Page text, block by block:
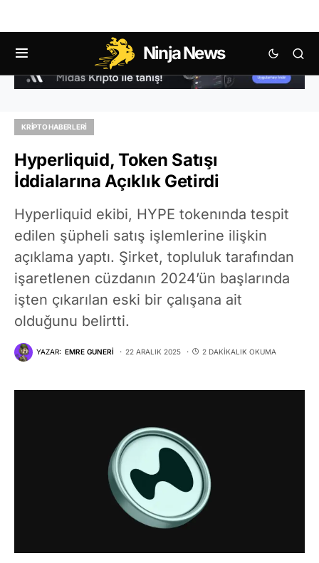
Ninja News
KRIPTO HABERLERI
Hyperliquid, Token Satışı
İddialarına Açıklık Getirdi
Hyperliquid ekibi, HYPE tokenında tespit
edilen şüpheli satış işlemlerine ilişkin
açıklama yaptı. Şirket, topluluk tarafından
işaretlenen cüzdanın 2024’ün başlarında
işten çıkarılan eski bir çalışana ait
olduğunu belirtti.
YAZAR: EMRE GUNERI 22 ARALIK 2025 2 DAKIKALIK OKUMA